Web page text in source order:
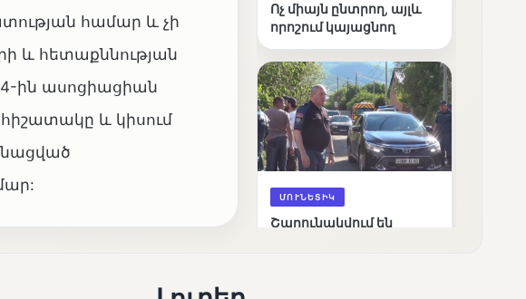
համար և չի
և հետաքննության
ին ասոցիացիան
հիշատակը և կիսում
Ոչ միայն ընտրող, այլև
որոշում կայացնող
ՄՈՒՆԵՏԻԿ
Շարունակվում են